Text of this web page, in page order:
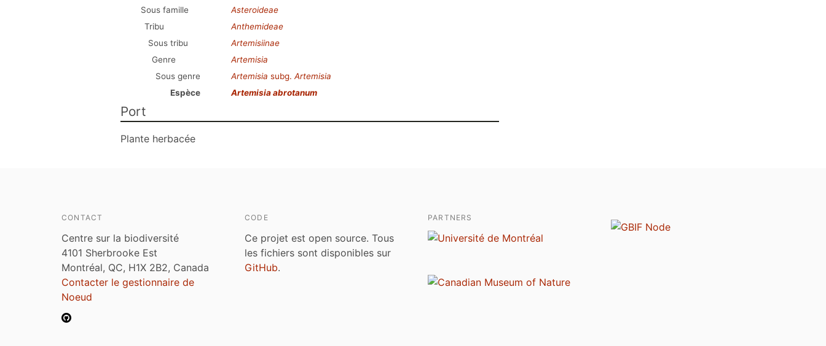
Sous famille
Asteroideae
Tribu
Anthemideae
Sous tribu
Artemisiinae
Genre
Artemisia
Sous genre
Artemisia subg. Artemisia
Espèce
Artemisia abrotanum
Port
Plante herbacée
CONTACT
Centre sur la biodiversité
4101 Sherbrooke Est
Montréal, QC, H1X 2B2, Canada
Contacter le gestionnaire de
Noeud
CODE
Ce projet est open source. Tous
les fichiers sont disponibles sur
GitHub.
PARTNERS